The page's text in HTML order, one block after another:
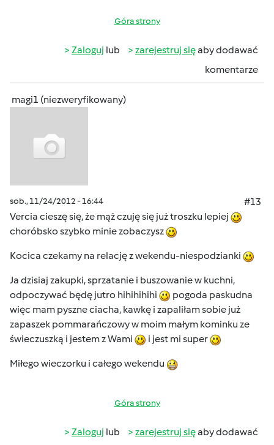
Góra strony
Zaloguj lub zarejestruj sięaby dodawać
komentarze
magi1 (niezweryfikowany)
sob., 11/24/2012 - 16:44
#13
Vercia cieszę się, że mąż czuję się już troszku lepiej
choróbsko szybko minie zobaczysz
Kocica czekamy na relację z wekendu-niespodzianki
Ja dzisiaj zakupki, sprzatanie i buszowanie w kuchni,
odpoczywać będę jutro hihihihihi
pogoda paskudna
więc mam pyszne ciacha, kawkę i zapaliłam sobie już
zapaszek pommarańczowy w moim małym kominku ze
świeczuszką i jestem z Wami
i jest mi super
Miłego wieczorku i całego wekendu
Góra strony
Zaloguj lub zarejestruj sięaby dodawać